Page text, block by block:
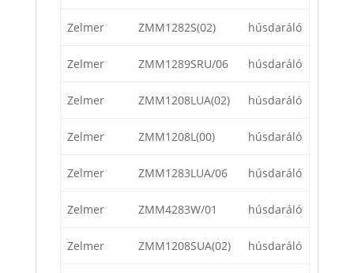
Zelmer ZMM1282S(02) húsdaráló
Zelmer ZMM1289SRU/06 húsdaráló
Zelmer ZMM1208LUA(02) húsdaráló
Zelmer ZMM1208L(00) húsdaráló
Zelmer ZMM1283LUA/06 húsdaráló
Zelmer ZMM4283W/01 húsdaráló
Zelmer ZMM1208SUA(02) húsdaráló